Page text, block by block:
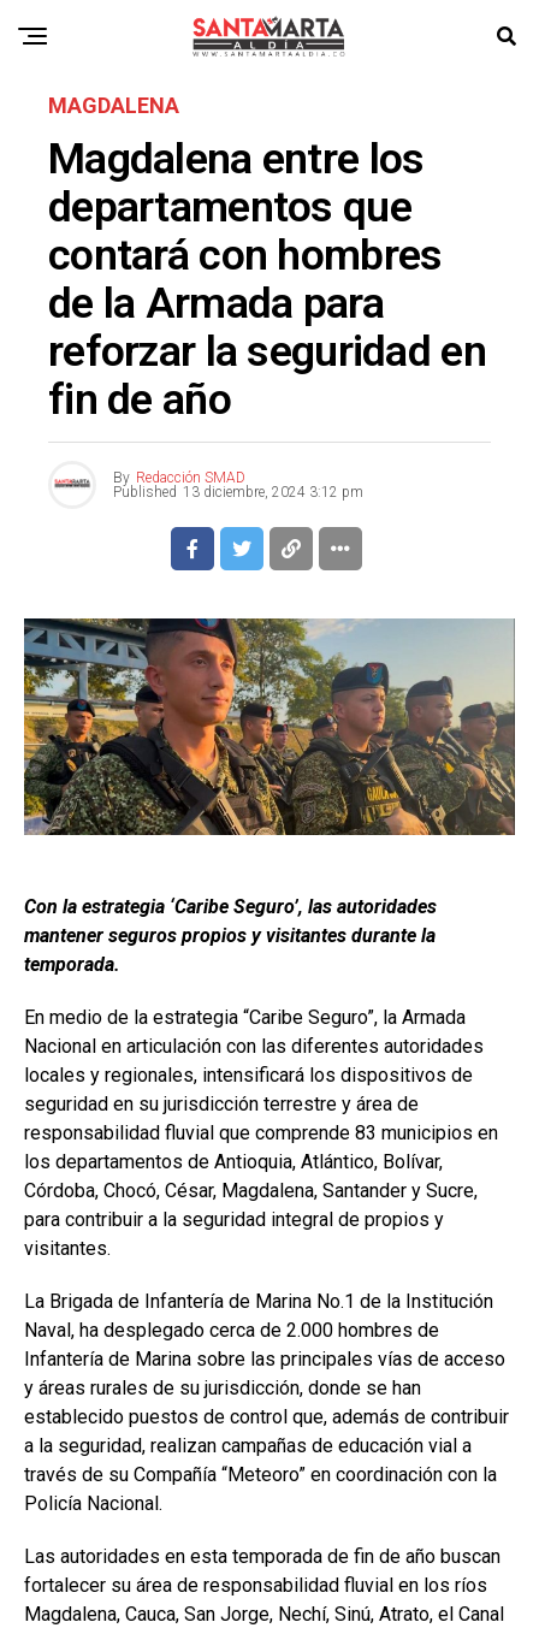
MAGDALENA
Magdalena entre los
departamentos que
contará con hombres
de la Armada para
reforzar la seguridad en
fin de año
By Redacción SMAD
Published 13 diciembre, 2024 3:12 pm
Con la estrategia ‘Caribe Seguro’, las autoridades
mantener seguros propios y visitantes durante la
temporada.
En medio de la estrategia “Caribe Seguro”, la Armada
Nacional en articulación con las diferentes autoridades
locales y regionales, intensificará los dispositivos de
seguridad en su jurisdicción terrestre y área de
responsabilidad fluvial que comprende 83 municipios en
los departamentos de Antioquia, Atlántico, Bolívar,
Córdoba, Chocó, César, Magdalena, Santander y Sucre,
para contribuir a la seguridad integral de propios y
visitantes.
La Brigada de Infantería de Marina No.1 de la Institución
Naval, ha desplegado cerca de 2.000 hombres de
Infantería de Marina sobre las principales vías de acceso
y áreas rurales de su jurisdicción, donde se han
establecido puestos de control que, además de contribuir
a la seguridad, realizan campañas de educación vial a
través de su Compañía “Meteoro” en coordinación con la
Policía Nacional.
Las autoridades en esta temporada de fin de año buscan
fortalecer su área de responsabilidad fluvial en los ríos
Magdalena, Cauca, San Jorge, Nechí, Sinú, Atrato, el Canal